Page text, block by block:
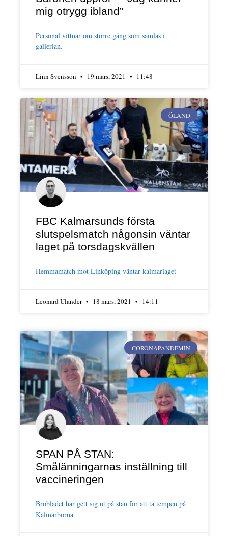
mig otrygg ibland”
Personal vittnar om större gäng som samlas i
gallerian.
Linn Svensson 19 mars, 2021 11:48
ÖLAND
FBC Kalmarsunds första
slutspelsmatch någonsin väntar
laget på torsdagskvällen
Hemmamatch mot Linköping väntar kalmarlaget
Leonard Ulander 18 mars, 2021 14:11
CORONAPANDEMIN
SPAN PÅ STAN:
Smålänningarnas inställning till
vaccineringen
Brobladet har gett sig ut på stan för att ta tempen på
Kalmarborna.